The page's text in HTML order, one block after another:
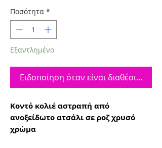
Ποσότητα *
Εξαντλημένο
Ειδοποίηση όταν είναι διαθέσιμο
Κοντό κολιέ αστραπή από
ανοξείδωτο ατσάλι σε ροζ χρυσό
χρώμα